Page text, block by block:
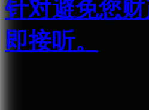
针对避免您
即接听。